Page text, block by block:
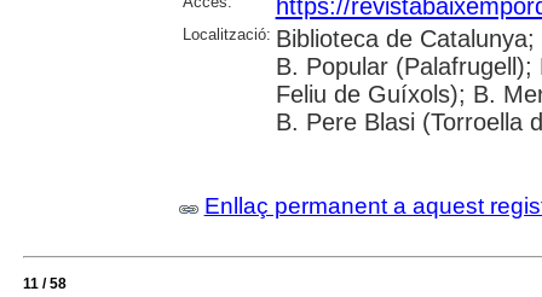
https://
Localització: Biblioteca de
B. Popular
Feliu de Guíxols); B.
B. Pere Blasi (Torroella
Enllaç permanent a aquest
11 / 58